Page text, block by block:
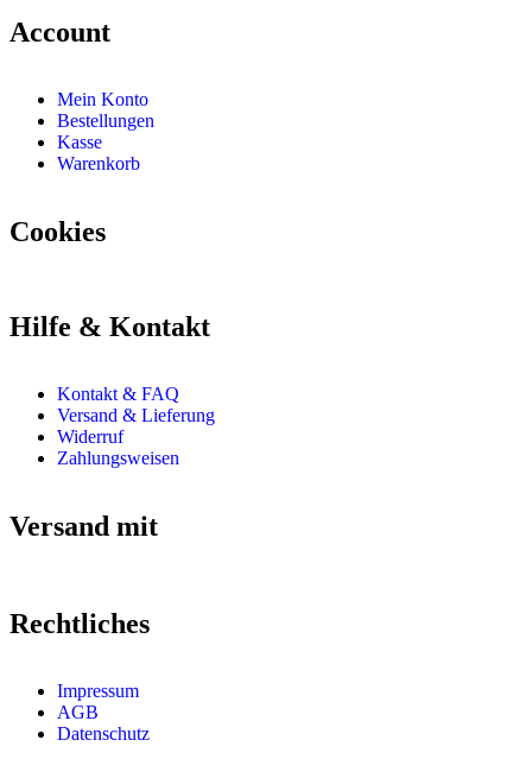
Account
Mein Konto
Bestellungen
Kasse
Warenkorb
Cookies
Hilfe & Kontakt
Kontakt & FAQ
Versand & Lieferung
Widerruf
Zahlungsweisen
Versand mit
Rechtliches
Impressum
AGB
Datenschutz